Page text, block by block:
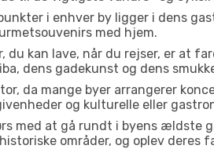
i enhver by ligger i dens
med hjem.
kan lave, når du rejser, er at
dens gadekunst og dens
da mange byer arrangerer
og kulturelle eller
med at gå rundt i byens ældste
områder, og oplev deres